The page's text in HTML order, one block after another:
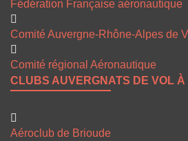
Fédération Française aéronautique
Comité Auvergne-Rhône-Alpes de
Comité régional Aéronautique
CLUBS AUVERGNATS DE VOL À
Aéroclub de Brioude